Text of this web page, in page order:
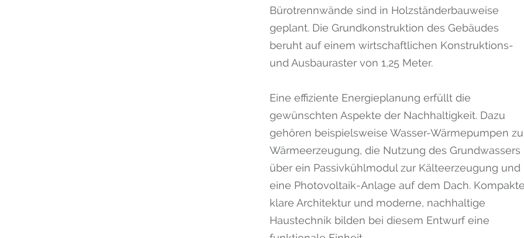
Bürotrennwände sind in Holzständerbauweise
geplant. Die Grundkonstruktion des Gebäudes
beruht auf einem wirtschaftlichen Konstruktions-
und Ausbauraster von 1,25 Meter.
Eine effiziente Energieplanung erfüllt die
gewünschten Aspekte der Nachhaltigkeit. Dazu
gehören beispielsweise Wasser-Wärmepumpen
Wärmeerzeugung, die Nutzung des Grundwassers
über ein Passivkühlmodul zur Kälteerzeugung und
eine Photovoltaik-Anlage auf dem Dach.
klare Architektur und moderne, nachhaltige
Haustechnik bilden bei diesem Entwurf eine